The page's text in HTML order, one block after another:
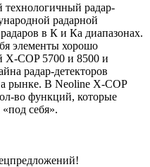
радар-
радарной
в К и Ка диапазонах.
элементы хорошо
X-COP 5700 и 8500 и
радар-детекторов
рынке. В Neoline X-COP
во функций, которые
себя».